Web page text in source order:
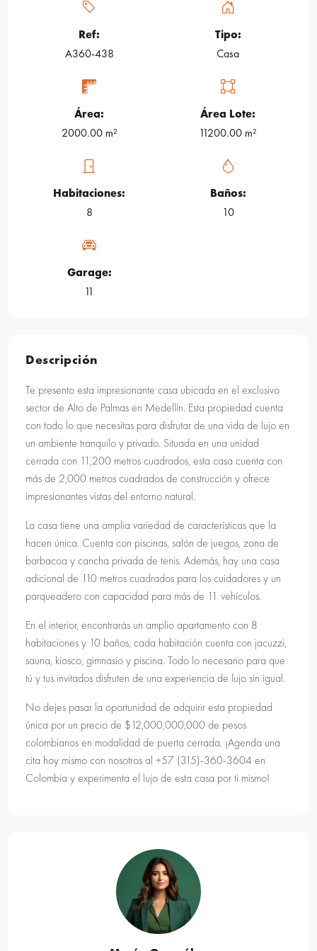
Ref:
A360-438
Tipo:
Casa
Área:
2000.00 m²
Área Lote:
11200.00 m²
Habitaciones:
8
Baños:
10
Garage:
11
Descripción
Te presento esta impresionante casa ubicada en el exclusivo
sector de Alto de Palmas en Medellín. Esta propiedad cuenta
con todo lo que necesitas para disfrutar de una vida de lujo en
un ambiente tranquilo y privado. Situada en una unidad
cerrada con 11,200 metros cuadrados, esta casa cuenta con
más de 2,000 metros cuadrados de construcción y ofrece
impresionantes vistas del entorno natural.
La casa tiene una amplia variedad de características que la
hacen única. Cuenta con piscinas, salón de juegos, zona de
barbacoa y cancha privada de tenis. Además, hay una casa
adicional de 110 metros cuadrados para los cuidadores y un
parqueadero con capacidad para más de 11 vehículos.
En el interior, encontrarás un amplio apartamento con 8
habitaciones y 10 baños, cada habitación cuenta con jacuzzi,
sauna, kiosco, gimnasio y piscina. Todo lo necesario para que
tú y tus invitados disfruten de una experiencia de lujo sin igual.
No dejes pasar la oportunidad de adquirir esta propiedad
única por un precio de $12,000,000,000 de pesos
colombianos en modalidad de puerta cerrada. ¡Agenda una
cita hoy mismo con nosotros al +57 (315)-360-3604 en
Colombia y experimenta el lujo de esta casa por ti mismo!